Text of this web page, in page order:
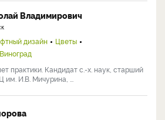
Владимирович
дизайн
Цветы
Виноград
практики. Кандидат с.-х. наук, старший
И.В. Мичурина, ...